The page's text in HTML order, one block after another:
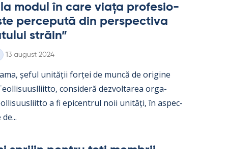
mo­dul în care viața pro­fe­sio­
perce­pută din pers­pec­tiva
străin”
Kirjoitettu
13 august 2024
șe­ful unității forței de muncă de ori­gine
con­si­deră dez­vol­ta­rea or­ga­
a fi epicent­rul noii unități, în as­pec­